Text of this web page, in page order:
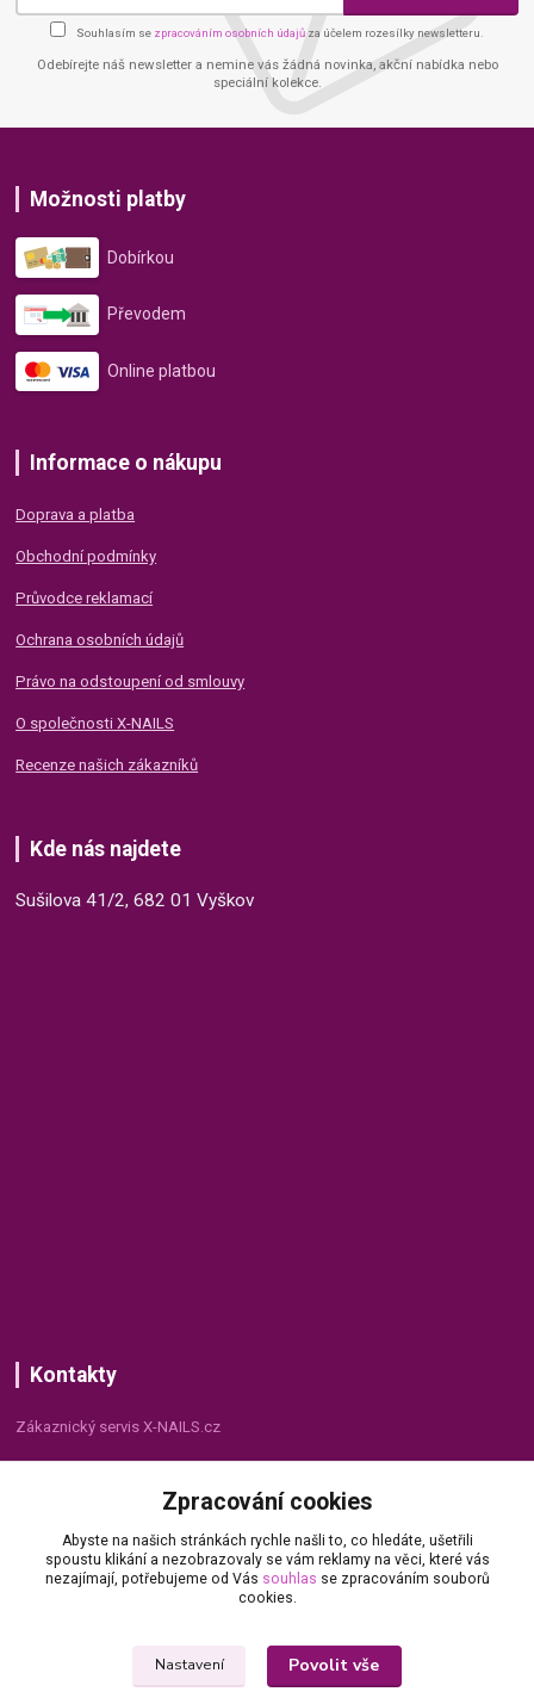
Souhlasím se zpracováním osobních údajů za účelem rozesílky newsletteru.
Odebírejte náš newsletter a nemine vás žádná novinka, akční nabídka nebo
speciální kolekce.
Možnosti platby
Dobírkou
Převodem
Online platbou
Informace o nákupu
Doprava a platba
Obchodní podmínky
Průvodce reklamací
Ochrana osobních údajů
Právo na odstoupení od smlouvy
O společnosti X-NAILS
Recenze našich zákazníků
Kde nás najdete
Sušilova 41/2, 682 01 Vyškov
Kontakty
Zákaznický servis X-NAILS.cz
+420 735 055 075
(Po - Pá, 8 - 16 hod.)
info@x-nails.cz
Zpracování cookies
Abyste na našich stránkách rychle našli to, co hledáte, ušetřili
spoustu klikání a nezobrazovaly se vám reklamy na věci, které vás
nezajímají, potřebujeme od Vás souhlas se zpracováním souborů
cookies.
Nastavení Povolit vše